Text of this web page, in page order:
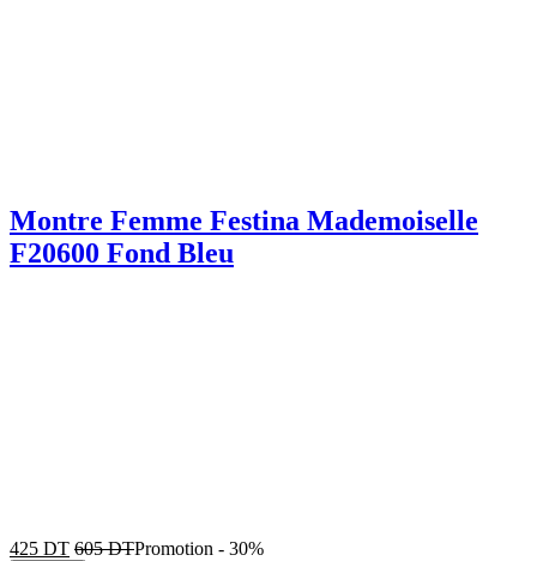
Montre Femme Festina Mademoiselle
F20600 Fond Bleu
425 DT 605DTPromotion - 30%